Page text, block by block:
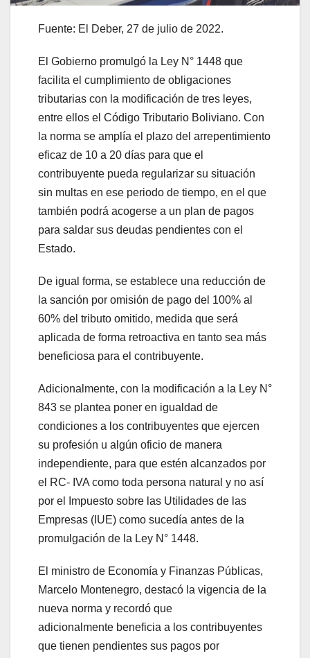
Fuente: El Deber, 27 de julio de 2022.
El Gobierno promulgó la Ley N° 1448 que
facilita el cumplimiento de obligaciones
tributarias con la modificación de tres leyes,
entre ellos el Código Tributario Boliviano. Con
la norma se amplía el plazo del arrepentimiento
eficaz de 10 a 20 días para que el
contribuyente pueda regularizar su situación
sin multas en ese periodo de tiempo, en el que
también podrá acogerse a un plan de pagos
para saldar sus deudas pendientes con el
Estado.
De igual forma, se establece una reducción de
la sanción por omisión de pago del 100% al
60% del tributo omitido, medida que será
aplicada de forma retroactiva en tanto sea más
beneficiosa para el contribuyente.
Adicionalmente, con la modificación a la Ley N°
843 se plantea poner en igualdad de
condiciones a los contribuyentes que ejercen
su profesión u algún oficio de manera
independiente, para que estén alcanzados por
el RC- IVA como toda persona natural y no así
por el Impuesto sobre las Utilidades de las
Empresas (IUE) como sucedía antes de la
promulgación de la Ley N° 1448.
El ministro de Economía y Finanzas Públicas,
Marcelo Montenegro, destacó la vigencia de la
nueva norma y recordó que
adicionalmente beneficia a los contribuyentes
que tienen pendientes sus pagos por